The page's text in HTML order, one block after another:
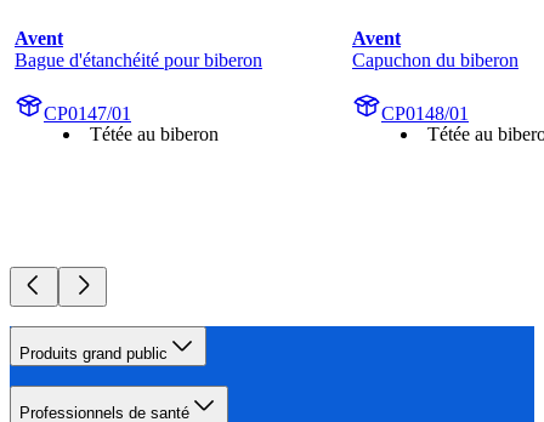
Avent
Bague d'étanchéité pour biberon
CP0147/01
Tétée au biberon
Avent
Capuchon du biberon
CP0148/01
Tétée au
Produits grand public
Professionnels de santé